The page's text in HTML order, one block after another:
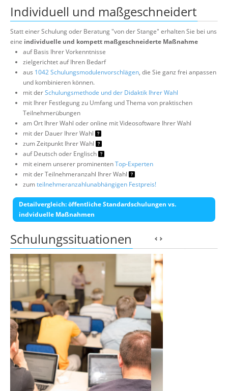
Individuell und maßgeschneidert
Statt einer Schulung oder Beratung "von der Stange" erhalten Sie bei uns
eine individuelle und kompett maßgeschneiderte Maßnahme
auf Basis Ihrer Vorkenntnisse
zielgerichtet auf Ihren Bedarf
aus 1042 Schulungsmodulenvorschlägen, die Sie ganz frei anpassen
und kombinieren können.
mit derSchulungsmethode und der Didaktik Ihrer Wahl
mit Ihrer Festlegung zu Umfang und Thema von praktischen
Teilnehmerübungen
am Ort Ihrer Wahl oder online mit Videosoftware Ihrer Wahl
mit der Dauer Ihrer Wahl
zum Zeitpunkt Ihrer Wahl
auf Deutsch oder Englisch
mit einem unserer prominentenTop-Experten
mit der Teilnehmeranzahl Ihrer Wahl
zumteilnehmeranzahlunabhängigen Festpreis!
Detailvergleich: öffentliche Standardschulungen vs.
indviduelle Maßnahmen
Schulungssituationen